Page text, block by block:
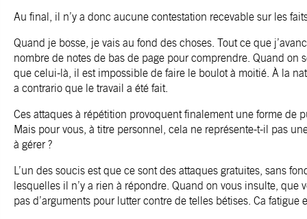
Au final, il n’y a donc aucune contestation recevable sur les
Quand je bosse, je vais au fond des choses. Tout ce que
nombre de notes de bas de page pour comprendre. Quand on
que celui-là, il est impossible de faire le boulot à moitié. À la
a contrario que le travail a été fait.
Ces attaques à répétition provoquent finalement une forme de
Mais pour vous, à titre personnel, cela ne représente-t-il pas
à gérer ?
L’un des soucis est que ce sont des attaques gratuites, sans
lesquelles il n’y a rien à répondre. Quand on vous insulte, que
pas d’arguments pour lutter contre de telles bétises. Ca fatigue